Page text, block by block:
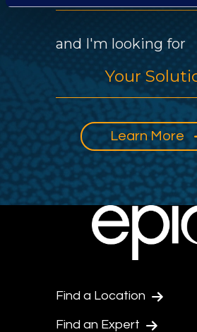
and I'm looking for
Learn More
Find a Location
Find an Expert